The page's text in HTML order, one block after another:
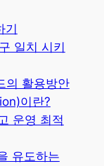
기
일치 시키
의 활용방안
이란?
운영 최적
유도하는